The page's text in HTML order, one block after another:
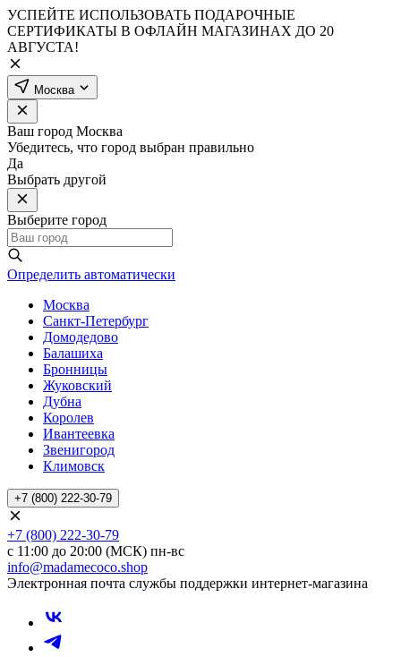
УСПЕЙТЕ ИСПОЛЬЗОВАТЬ ПОДАРОЧНЫЕ
СЕРТИФИКАТЫ В ОФЛАЙН МАГАЗИНАХ ДО 20
АВГУСТА!
Москва
Ваш город Москва
Убедитесь, что город выбран правильно
Да
Выбрать другой
Выберите город
Определить автоматически
Москва
Санкт-Петербург
Домодедово
Балашиха
Бронницы
Жуковский
Дубна
Королев
Ивантеевка
Звенигород
Климовск
+7 (800) 222-30-79
+7 (800) 222-30-79
с 11:00 до 20:00 (МСК) пн-вс
info@madamecoco.shop
Электронная почта службы поддержки интернет-магазина